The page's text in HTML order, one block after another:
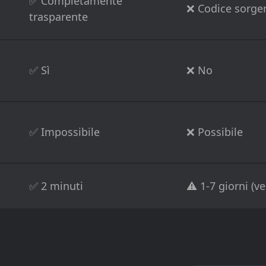
trasparente
❌ Codice
✅ Sì ❌ No
✅ Impossibile ❌ Possibile
✅ 2 minuti ⚠️ 1-7 giorni